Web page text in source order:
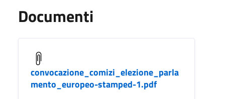
Documenti
convocazione_comizi_elezione_parla
mento_europeo-stamped-1.pdf